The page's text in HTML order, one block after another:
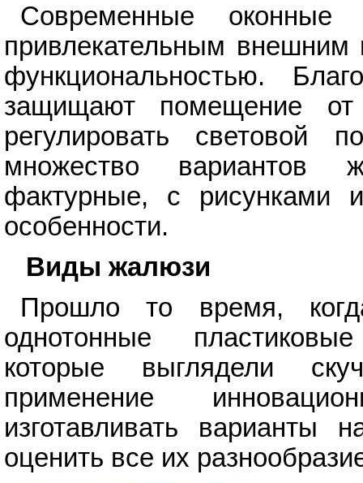
Современные
привлекательным
функциональностью.
защищают помещение от
регулировать световой
множество вариантов
фактурные, с
особенности.
Виды жалюзи
Прошло то время,
однотонные
которые выглядели
применение
изготавливать
оценить все их